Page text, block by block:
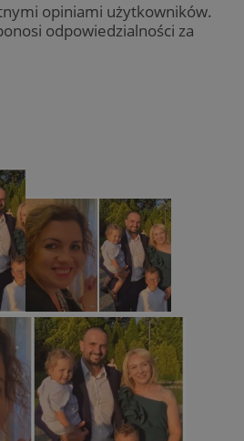
opiniami użytkowników.
odpowiedzialności za